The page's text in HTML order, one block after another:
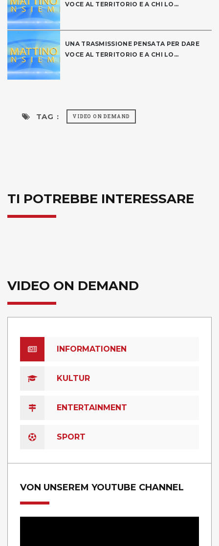
VOCE AL TERRITORIO E A CHI LO...
UNA TRASMISSIONE PENSATA PER DARE
VOCE AL TERRITORIO E A CHI LO...
TAG : VIDEO ON DEMAND
TI POTREBBE INTERESSARE
VIDEO ON DEMAND
INFORMATIONEN
KULTUR
ENTERTAINMENT
SPORT
VON UNSEREM YOUTUBE CHANNEL